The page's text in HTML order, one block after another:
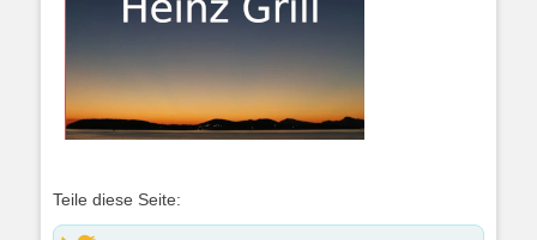
Teile diese Seite: